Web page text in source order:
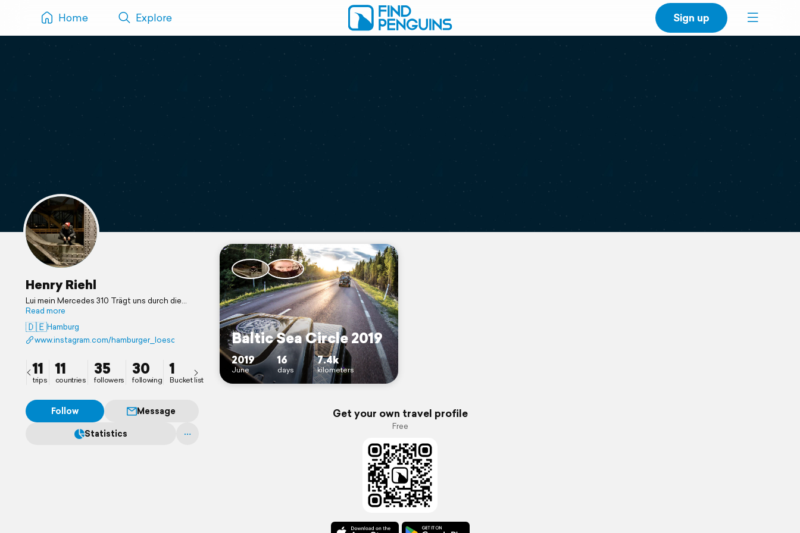
Home Explore Sign up
Henry Riehl
Lui mein Mercedes 310 Trägt uns durch die
Welt.
Bei Instagram unter Hamburger Löschzug zu
finden
Read more
🇩🇪Hamburg
www.instagram.com/hamburger_loeschzug/
11
trips
11
countries
35
followers
30
following
1
Bucket list
Follow
Message
Statistics
Baltic Sea Circle 2019
2019
June
16
days
7.4k
kilometers
Get your own travel profile
Free